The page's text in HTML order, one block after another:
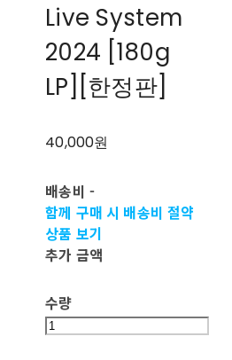
Live System
2024 [180g
LP][한정판]
40,000원
배송비 -
함께 구매 시 배송비 절약
상품 보기
추가 금액
수량